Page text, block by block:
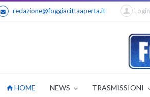
redazione@foggiacittaaperta.it Login
HOME NEWS TRASMISSIONI